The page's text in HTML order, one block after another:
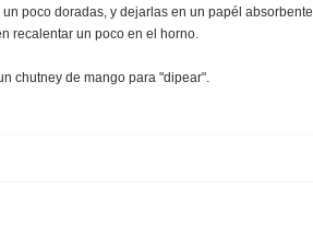
poco doradas, y dejarlas en un papél absorbente
recalentar un poco en el horno.
chutney de mango para "dipear".